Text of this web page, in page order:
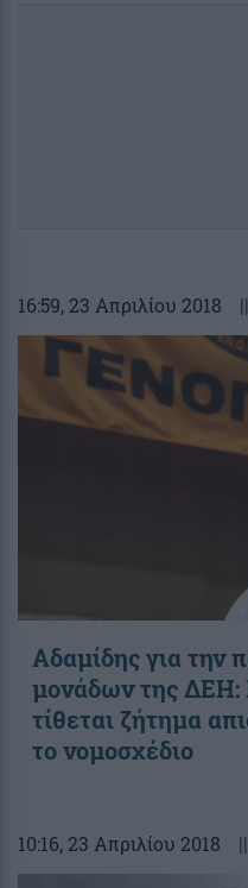
16:59, 23 Απριλίου 2018 ||
Αδαμίδης για την
μονάδων της ΔΕΗ:
τίθεται ζήτημα
το νομοσχέδιο
10:16, 23 Απριλίου 2018 ||